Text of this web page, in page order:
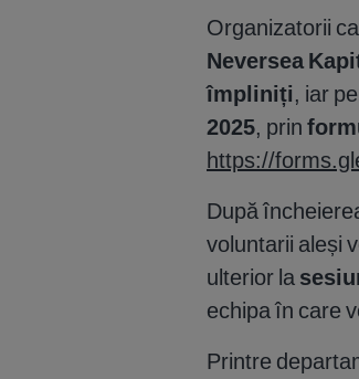
Organizatorii
Neversea
împliniți, iar
2025, prin
https://
După
voluntarii aleși
ulterior la
echipa în care
Printre